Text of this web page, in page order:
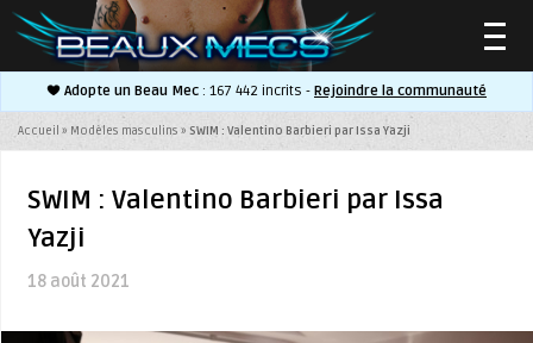
Adopte un Beau Mec : 167 442 incrits - Rejoindre la communauté
Accueil » Modèles masculins » SWIM : Valentino Barbieri par Issa Yazji
SWIM : Valentino Barbieri par Issa
Yazji
18 août 2021
▼